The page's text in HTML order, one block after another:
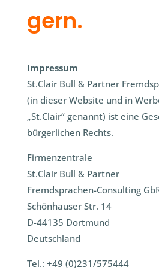
gern.
Impressum
St.Clair Bull & Partner
(in dieser Website und in
„St.Clair“ genannt) ist eine
bürgerlichen Rechts.
Firmenzentrale
St.Clair Bull & Partner
Fremdsprachen-Consulting
Schönhauser Str. 14
D-44135 Dortmund
Deutschland
Tel.: +49 (0)231/575444